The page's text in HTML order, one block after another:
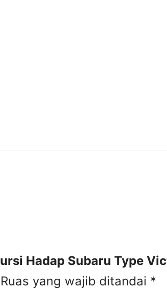
Hadap Subaru Type
Ruas yang wajib ditandai *